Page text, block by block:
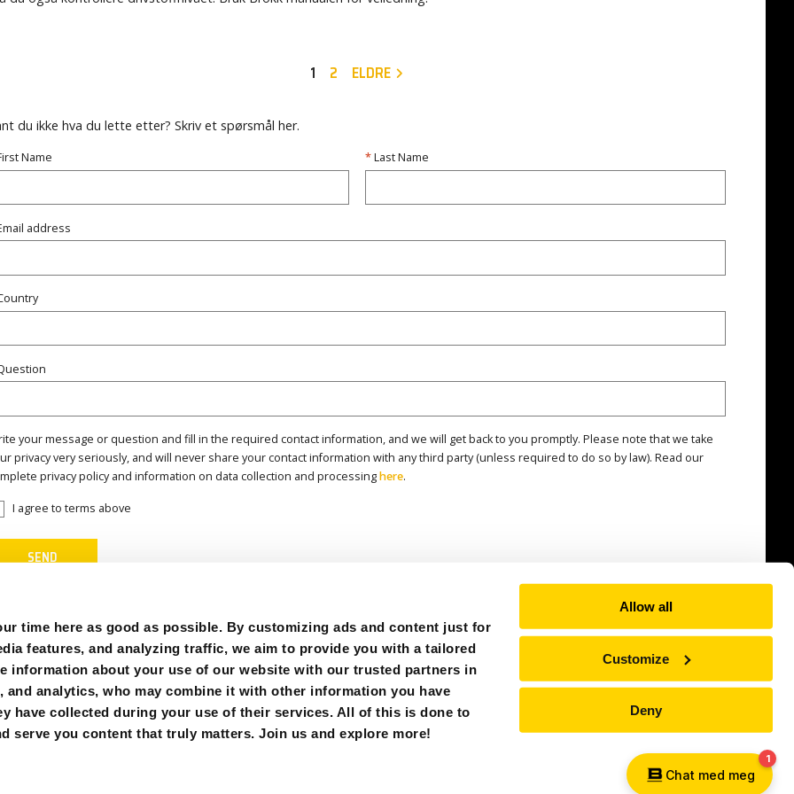
time here as good as possible. By customizing ads and content just for
features, and analyzing traffic, we aim to provide you with a tailored
information about your use of our website with our trusted partners in
and analytics, who may combine it with other information you have
have collected during your use of their services. All of this is done to
serve you content that truly matters. Join us and explore more!
Allow all
Customize
Deny
1 2 ELDRE
du ikke hva du lette etter? Skriv et spørsmål her.
Name Last Name
address
your message or question and fill in the required contact information, and we will get back to you promptly. Please note that we take
privacy very seriously, and will never share your contact information with any third party (unless required to do so by law). Read our
privacy policy and information on data collection and processinghere.
I agree to terms above
FØLG OSS: NORWAY (EUROPE)